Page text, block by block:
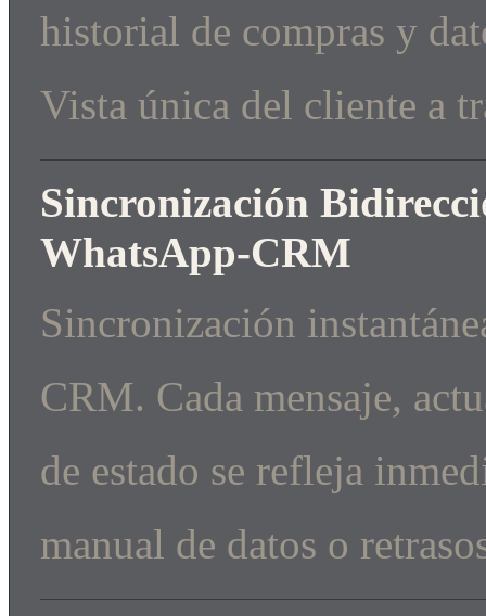
historial de compras y
Vista única del cliente a
Sincronización
WhatsApp-CRM
Sincronización
CRM. Cada mensaje,
de estado se refleja
manual de datos o